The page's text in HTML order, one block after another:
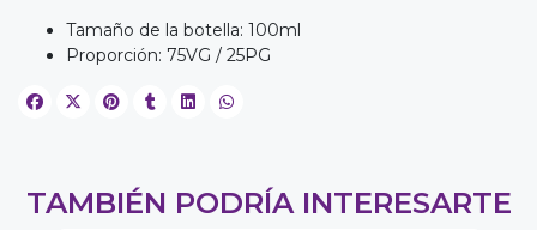
Tamaño de la botella: 100ml
Proporción: 75VG / 25PG
TAMBIÉN PODRÍA INTERESARTE